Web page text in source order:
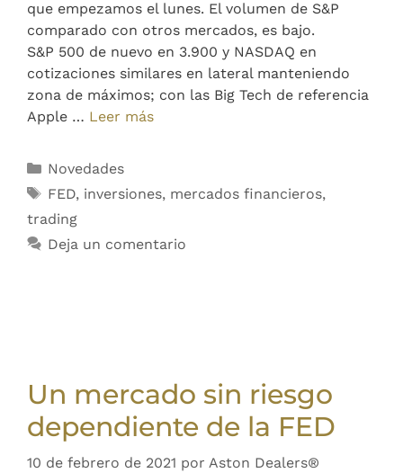
que empezamos el lunes. El volumen de S&P
comparado con otros mercados, es bajo.
S&P 500 de nuevo en 3.900 y NASDAQ en
cotizaciones similares en lateral manteniendo
zona de máximos; con las Big Tech de referencia
Apple … Leer más
Novedades
FED, inversiones, mercados financieros,
trading
Deja un comentario
Un mercado sin riesgo
dependiente de la FED
10 de febrero de 2021 por Aston Dealers®